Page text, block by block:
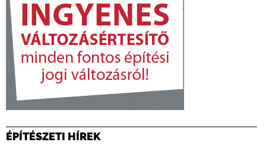
ÉPÍTÉSZETI HÍREK